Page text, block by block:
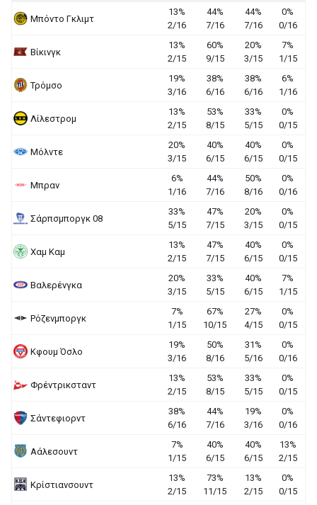
Μπόντο Γκλιμτ
13%
2/16
44%
7/16
44%
7/16
0%
0/16
Βίκινγκ
13%
2/15
60%
9/15
20%
3/15
7%
1/15
Τρόμσο
19%
3/16
38%
6/16
38%
6/16
6%
1/16
Λίλεστρομ
13%
2/15
53%
8/15
33%
5/15
0%
0/15
Μόλντε
20%
3/15
40%
6/15
40%
6/15
0%
0/15
Μπραν
6%
1/16
44%
7/16
50%
8/16
0%
0/16
Σάρπσμποργκ 08
33%
5/15
47%
7/15
20%
3/15
0%
0/15
Χαμ Καμ
13%
2/15
47%
7/15
40%
6/15
0%
0/15
Βαλερένγκα
20%
3/15
33%
5/15
40%
6/15
7%
1/15
Ρόζενμποργκ
7%
1/15
67%
10/15
27%
4/15
0%
0/15
Κφουμ Όσλο
19%
3/16
50%
8/16
31%
5/16
0%
0/16
Φρέντρικσταντ
13%
2/15
53%
8/15
33%
5/15
0%
0/15
Σάντεφιορντ
38%
6/16
44%
7/16
19%
3/16
0%
0/16
Αάλεσουντ
7%
1/15
40%
6/15
40%
6/15
13%
2/15
Κρίστιανσουντ
13%
2/15
73%
11/15
13%
2/15
0%
0/15